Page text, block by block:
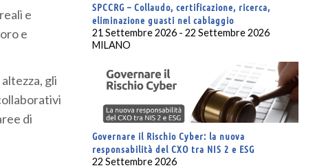
e
e
gli
di
SPCCRG – Collaudo, certificazione, ricerca,
eliminazione guasti nel cablaggio
21 Settembre 2026 - 22 Settembre 2026
MILANO
Governare il Rischio Cyber: la nuova
responsabilità del CXO tra NIS 2 e ESG
22 Settembre 2026